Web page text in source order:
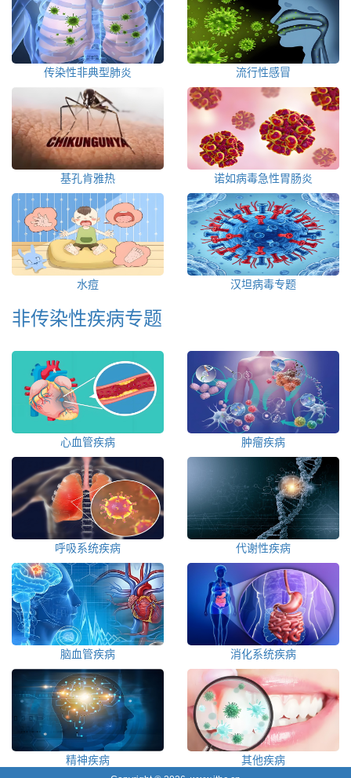
传染性非典型肺炎 流行性感冒
基孔肯雅热 诺如病毒急性胃肠炎
水痘 汉坦病毒专题
非传染性疾病专题
心血管疾病 肿瘤疾病
呼吸系统疾病 代谢性疾病
脑血管疾病 消化系统疾病
精神疾病 其他疾病